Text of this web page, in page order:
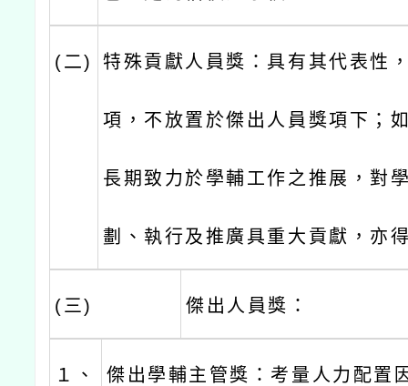
(二) 特殊貢獻人員獎：具有其代表性
項，不放置於傑出人員獎項下；
長期致力於學輔工作之推展，對
劃、執行及推廣具重大貢獻，亦
(三) 傑出人員獎：
１、 傑出學輔主管獎：考量人力配置